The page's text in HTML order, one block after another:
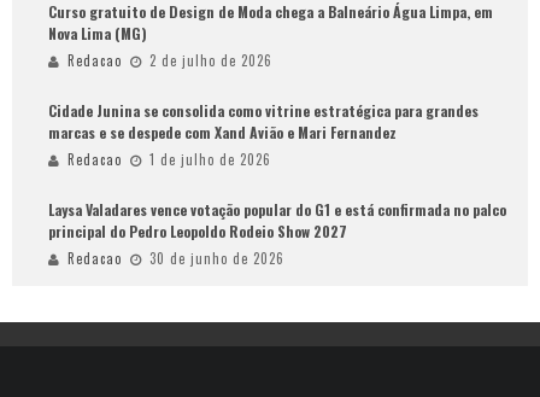
Curso gratuito de Design de Moda chega a Balneário Água Limpa, em
Nova Lima (MG)
Redacao 2 de julho de 2026
Cidade Junina se consolida como vitrine estratégica para grandes
marcas e se despede com Xand Avião e Mari Fernandez
Redacao 1 de julho de 2026
Laysa Valadares vence votação popular do G1 e está confirmada no palco
principal do Pedro Leopoldo Rodeio Show 2027
Redacao 30 de junho de 2026